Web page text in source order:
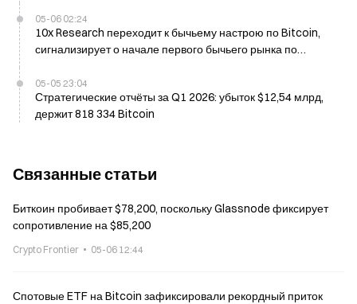
05-06 02:24
10x Research переходит к бычьему настрою по Bitcoin,
сигнализирует о начале первого бычьего рынка по
05-05 23:04
Стратегические отчёты за Q1 2026: убыток $12,54 млрд,
держит 818 334 Bitcoin
Связанные статьи
Биткоин пробивает $78,200, поскольку Glassnode фиксирует
сопротивление на $85,200
Crypto Frontier 05-06 12:44
Спотовые ETF на Bitcoin зафиксировали рекордный приток